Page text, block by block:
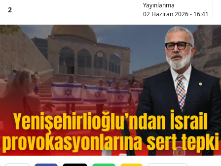
2
Yayınlanma
02 Haziran 2026 - 16:41